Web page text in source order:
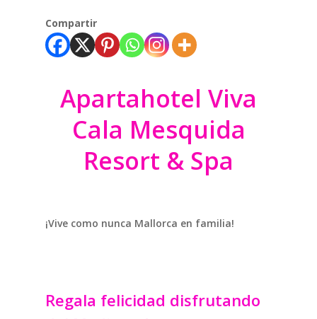
Compartir
Apartahotel Viva
Cala Mesquida
Resort & Spa
¡Vive como nunca Mallorca en familia!
Regala felicidad disfrutando